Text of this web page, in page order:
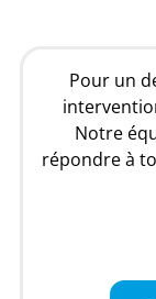
Pour un
Notre
répondre à